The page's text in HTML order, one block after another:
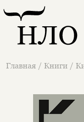
Главная / Книги /